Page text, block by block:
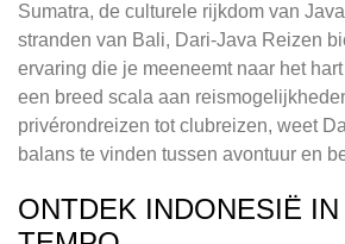
Sumatra, de culturele rijkdom van
stranden van Bali, Dari-Java Reizen
ervaring die je meeneemt naar het
een breed scala aan
privérondreizen tot clubreizen, weet
balans te vinden tussen avontuur en
ONTDEK INDONESIË